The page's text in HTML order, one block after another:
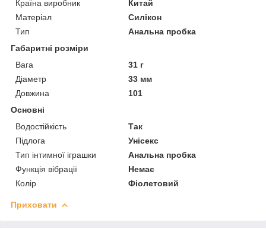
Країна виробник
Китай
Матеріал
Силікон
Тип
Анальна пробка
Габаритні розміри
Вага
31 г
Діаметр
33 мм
Довжина
101
Основні
Водостійкість
Так
Підлога
Унісекс
Тип інтимної іграшки
Анальна пробка
Функція вібрації
Немає
Колір
Фіолетовий
Приховати